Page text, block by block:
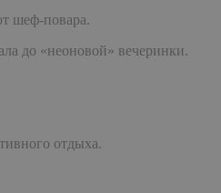
шеф-повара.
до «неоновой» вечеринки.
отдыха.